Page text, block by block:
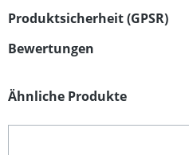
Produktsicherheit (GPSR)
Bewertungen
Produktgalerie überspringen
Ähnliche Produkte